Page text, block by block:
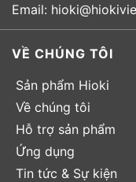
Email:
VỀ CHÚNG TÔI
Sản phẩm Hioki
Về chúng tôi
Hỗ trợ sản phẩm
Ứng dụng
Tin tức & Sự kiện